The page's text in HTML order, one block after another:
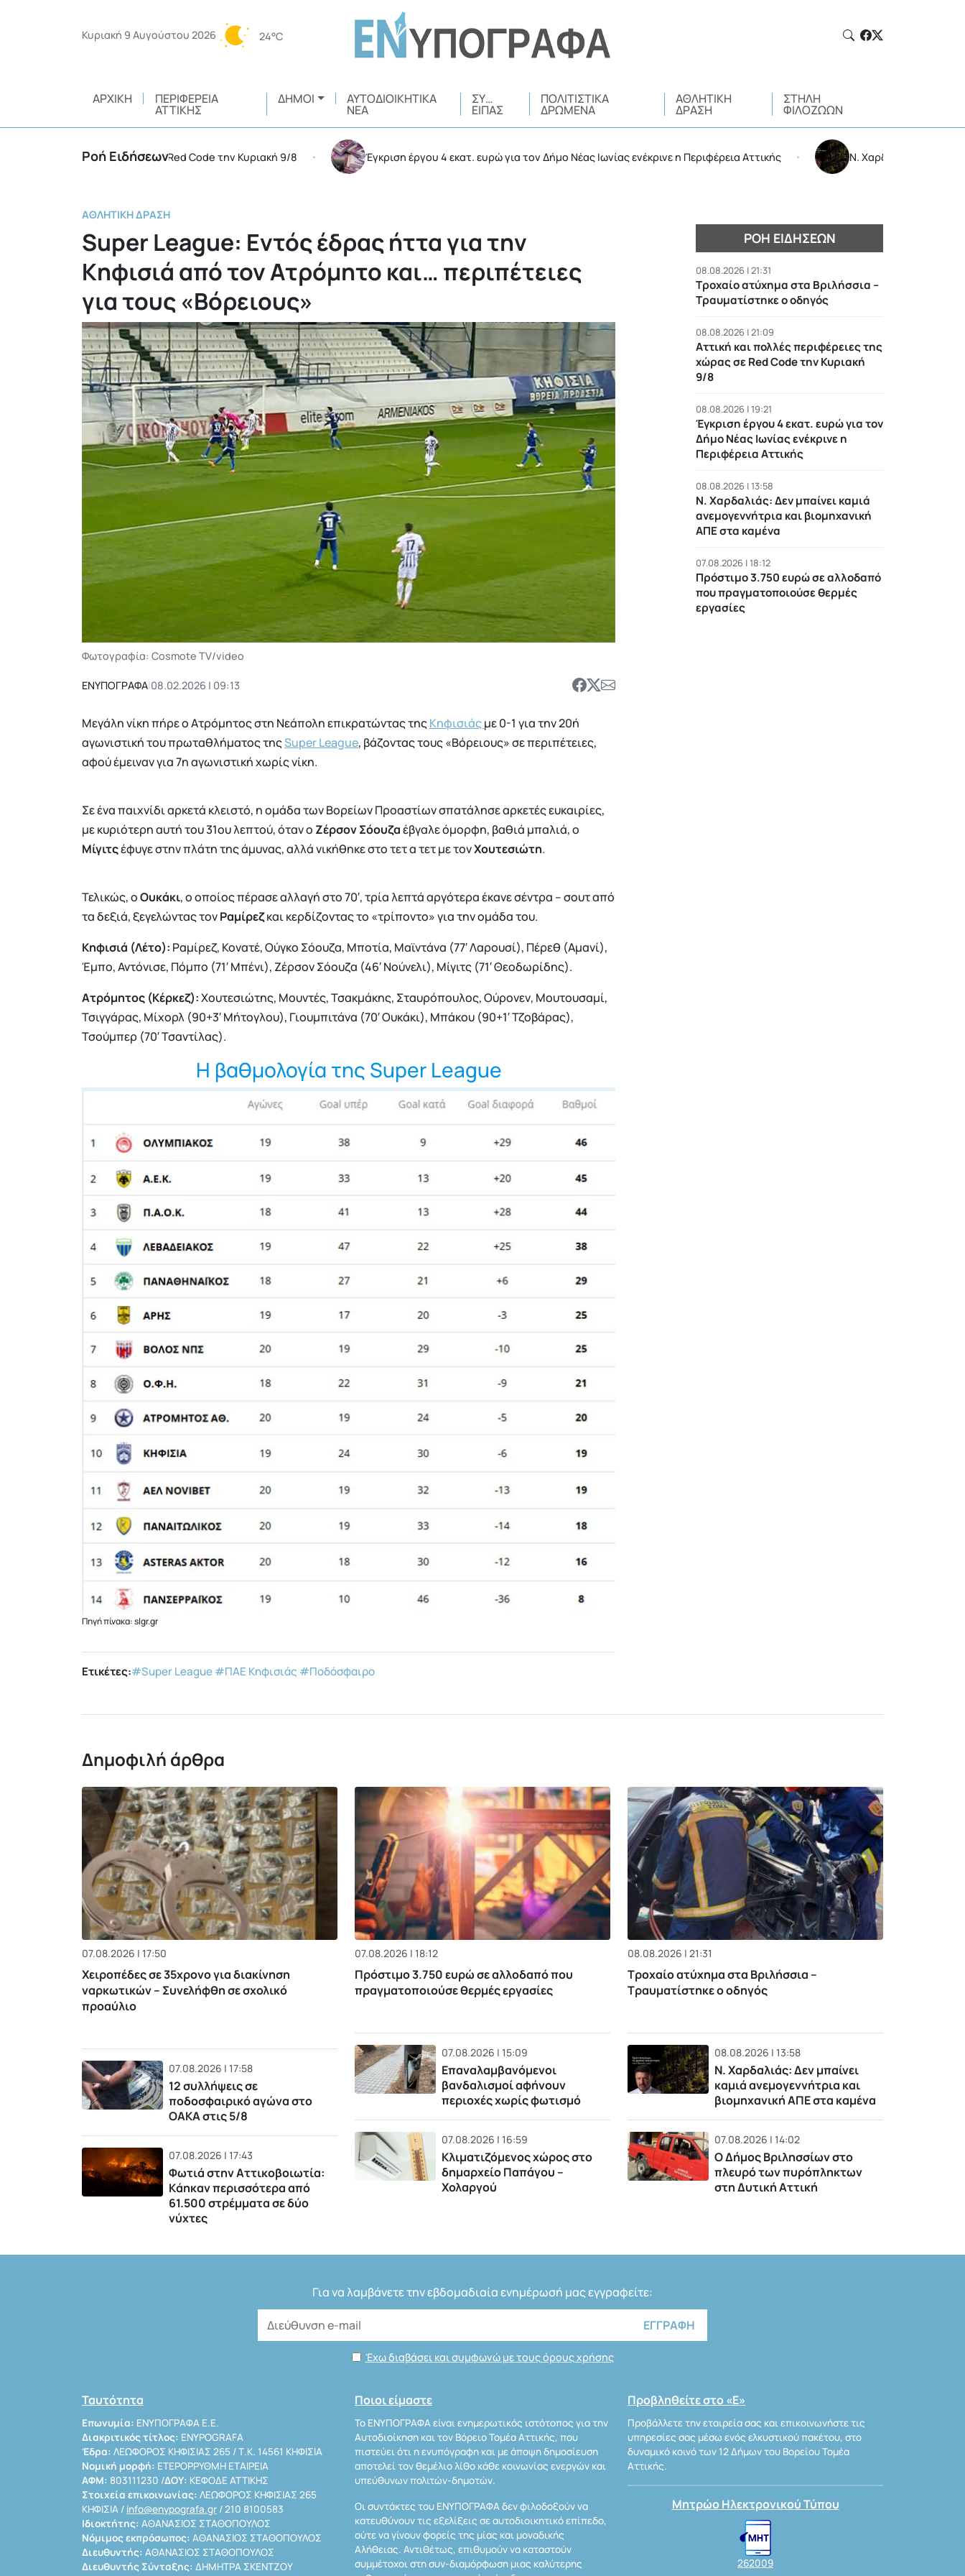
Κυριακή 9 Αυγούστου 2026 24°C
ΑΡΧΙΚΉ ΠΕΡΙΦΈΡΕΙΑ
ΑΤΤΙΚΉΣ
ΔΉΜΟΙ ΑΥΤΟΔΙΟΙΚΗΤΙΚΆ
ΝΈΑ
ΣΥ…
ΕΊΠΑΣ
ΠΟΛΙΤΙΣΤΙΚΆ
ΔΡΏΜΕΝΑ
ΑΘΛΗΤΙΚΉ
ΔΡΆΣΗ
ΣΤΉΛΗ
ΦΙΛΌΖΩΩΝ
Ροή Ειδήσεων
της χώρας σε Red Code την Κυριακή 9/8 • Έγκριση έργου 4 εκατ. ευρώ για τον Δήμο Νέας Ιωνίας ενέκρινε η Περιφέρεια Αττικής • Ν. Χαρδαλιάς: Δεν μπαίνει
ΑΘΛΗΤΙΚΉ ΔΡΆΣΗ
Super League: Εντός έδρας ήττα για την
Κηφισιά από τον Ατρόμητο και… περιπέτειες
για τους «Βόρειους»
Φωτογραφία: Cosmote TV/video
ΕΝΥΠΟΓΡΑΦΑ|08.02.2026 | 09:13
Μεγάλη νίκη πήρε ο Ατρόμητος στη Νεάπολη επικρατώντας τηςΚηφισιάςμε 0-1 για την 20ή
αγωνιστική του πρωταθλήματος τηςSuper League, βάζοντας τους «Βόρειους» σε περιπέτειες,
αφού έμειναν για 7η αγωνιστική χωρίς νίκη.
Σε ένα παιχνίδι αρκετά κλειστό, η ομάδα των Βορείων Προαστίων σπατάλησε αρκετές ευκαιρίες,
με κυριότερη αυτή του 31ου λεπτού, όταν ο Ζέρσον Σόουζαέβγαλε όμορφη, βαθιά μπαλιά, ο
Μίγιτςέφυγε στην πλάτη της άμυνας, αλλά νικήθηκε στο τετ α τετ με τονΧουτεσιώτη.
Τελικώς, οΟυκάκι, ο οποίος πέρασε αλλαγή στο 70′, τρία λεπτά αργότερα έκανε σέντρα – σουτ από
τα δεξιά, ξεγελώντας τονΡαμίρεζκαι κερδίζοντας το «τρίποντο» για την ομάδα του.
Kηφισιά (Λέτο): Ραμίρεζ, Κονατέ, Ούγκο Σόουζα, Μποτία, Μαϊντάνα (77′ Λαρουσί), Πέρεθ (Αμανί),
Έμπο, Αντόνισε, Πόμπο (71′ Μπένι), Ζέρσον Σόουζα (46′ Νούνελι), Μίγιτς (71′ Θεοδωρίδης).
Ατρόμητος (Κέρκεζ):Χουτεσιώτης, Μουντές, Τσακμάκης, Σταυρόπουλος, Ούρονεν, Μουτουσαμί,
Τσιγγάρας, Μίχορλ (90+3′ Μήτογλου), Γιουμπιτάνα (70′ Ουκάκι), Μπάκου (90+1′ Τζοβάρας),
Τσούμπερ (70′ Τσαντίλας).
Η βαθμολογία της Super League
Πηγή πίνακα: slgr.gr
Ετικέτες:#Super League#ΠΑΕ Κηφισιάς #Ποδόσφαιρο
ΡΟΉ ΕΙΔΉΣΕΩΝ
08.08.2026 | 21:31
Τροχαίο ατύχημα στα Βριλήσσια –
Τραυματίστηκε ο οδηγός
08.08.2026 | 21:09
Αττική και πολλές περιφέρειες της
χώρας σε Red Code την Κυριακή
9/8
08.08.2026 | 19:21
Έγκριση έργου 4 εκατ. ευρώ για τον
Δήμο Νέας Ιωνίας ενέκρινε η
Περιφέρεια Αττικής
08.08.2026 | 13:58
Ν. Χαρδαλιάς: Δεν μπαίνει καμιά
ανεμογεννήτρια και βιομηχανική
ΑΠΕ στα καμένα
07.08.2026 | 18:12
Πρόστιμο 3.750 ευρώ σε αλλοδαπό
που πραγματοποιούσε θερμές
εργασίες
Δημοφιλή άρθρα
07.08.2026 | 17:50
Χειροπέδες σε 35χρονο για διακίνηση
ναρκωτικών – Συνελήφθη σε σχολικό
προαύλιο
07.08.2026 | 17:58
12 συλλήψεις σε
ποδοσφαιρικό αγώνα στο
ΟΑΚΑ στις 5/8
07.08.2026 | 17:43
Φωτιά στην Αττικοβοιωτία:
Kάηκαν περισσότερα από
61.500 στρέμματα σε δύο
νύχτες
07.08.2026 | 18:12
Πρόστιμο 3.750 ευρώ σε αλλοδαπό που
πραγματοποιούσε θερμές εργασίες
07.08.2026 | 15:09
Επαναλαμβανόμενοι
βανδαλισμοί αφήνουν
περιοχές χωρίς φωτισμό
07.08.2026 | 16:59
Κλιματιζόμενος χώρος στο
δημαρχείο Παπάγου –
Χολαργού
08.08.2026 | 21:31
Τροχαίο ατύχημα στα Βριλήσσια –
Τραυματίστηκε ο οδηγός
08.08.2026 | 13:58
Ν. Χαρδαλιάς: Δεν μπαίνει
καμιά ανεμογεννήτρια και
βιομηχανική ΑΠΕ στα καμένα
07.08.2026 | 14:02
Ο Δήμος Βριλησσίων στο
πλευρό των πυρόπληκτων
στη Δυτική Αττική
Για να λαμβάνετε την εβδομαδιαία ενημέρωσή μας εγγραφείτε:
Έχω διαβάσει και συμφωνώ με τους όρους χρήσης
Ταυτότητα
Επωνυμία: ΕΝΥΠΟΓΡΑΦΑ Ε.Ε.
Διακριτικός τίτλος: ENYPOGRAFA
Έδρα: ΛΕΩΦΟΡΟΣ ΚΗΦΙΣΙΑΣ 265 / Τ.Κ. 14561 ΚΗΦΙΣΙΑ
Νομική μορφή: ΕΤΕΡΟΡΡΥΘΜΗ ΕΤΑΙΡΕΙΑ
ΑΦΜ: 803111230 /ΔΟΥ: ΚΕΦΟΔΕ ΑΤΤΙΚΗΣ
Στοιχεία επικοινωνίας: ΛΕΩΦΟΡΟΣ ΚΗΦΙΣΙΑΣ 265
ΚΗΦΙΣΙΑ / info@enypografa.gr / 210 8100583
Ιδιοκτήτης: ΑΘΑΝΑΣΙΟΣ ΣΤΑΘΟΠΟΥΛΟΣ
Νόμιμος εκπρόσωπος: ΑΘΑΝΑΣΙΟΣ ΣΤΑΘΟΠΟΥΛΟΣ
Διευθυντής: ΑΘΑΝΑΣΙΟΣ ΣΤΑΘΟΠΟΥΛΟΣ
Διευθυντής Σύνταξης: ΔΗΜΗΤΡΑ ΣΚΕΝΤΖΟΥ
Ποιοι είμαστε
Το ΕΝΥΠΟΓΡΑΦΑ είναι ενημερωτικός ιστότοπος για την
Αυτοδιοίκηση και τον Βόρειο Τομέα Αττικής, που
πιστεύει ότι η ενυπόγραφη και με άποψη δημοσίευση
αποτελεί τον θεμέλιο λίθο κάθε κοινωνίας ενεργών και
υπεύθυνων πολιτών-δημοτών.
Οι συντάκτες του ΕΝΥΠΟΓΡΑΦΑ δεν φιλοδοξούν να
κατευθύνουν τις εξελίξεις σε αυτοδιοικητικό επίπεδο,
ούτε να γίνουν φορείς της μίας και μοναδικής
Αλήθειας. Αντιθέτως, επιθυμούν να καταστούν
συμμέτοχοι στη συν-διαμόρφωση μιας καλύτερης
Προβληθείτε στο «Ε»
Προβάλλετε την εταιρεία σας και επικοινωνήστε τις
υπηρεσίες σας μέσω ενός ελκυστικού πακέτου, στο
δυναμικό κοινό των 12 Δήμων του Βορείου Τομέα
Αττικής.
Μητρώο Ηλεκτρονικού Τύπου
262009